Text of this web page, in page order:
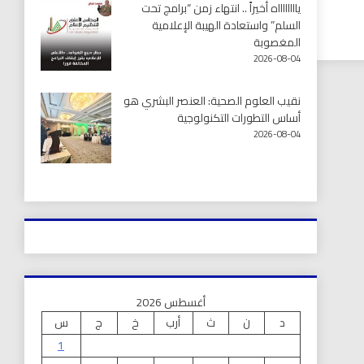
يااااااااه أخيراً .. انتهاء زمن “برامج تحت
السلم” واستعادة الهيبة الإعلامية
المغصوبة
2026-08-04
نقيب العلوم الصحية: العنصر البشري هو
أساس التطورات التكنولوجية
2026-08-04
أغسطس 2026
د
ن ث أرب خ ج
س
1